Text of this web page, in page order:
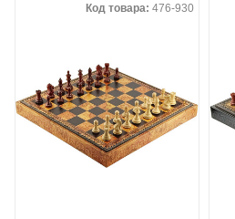
Код товара: 476-930